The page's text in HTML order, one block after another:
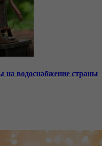
на водоснабжение страны